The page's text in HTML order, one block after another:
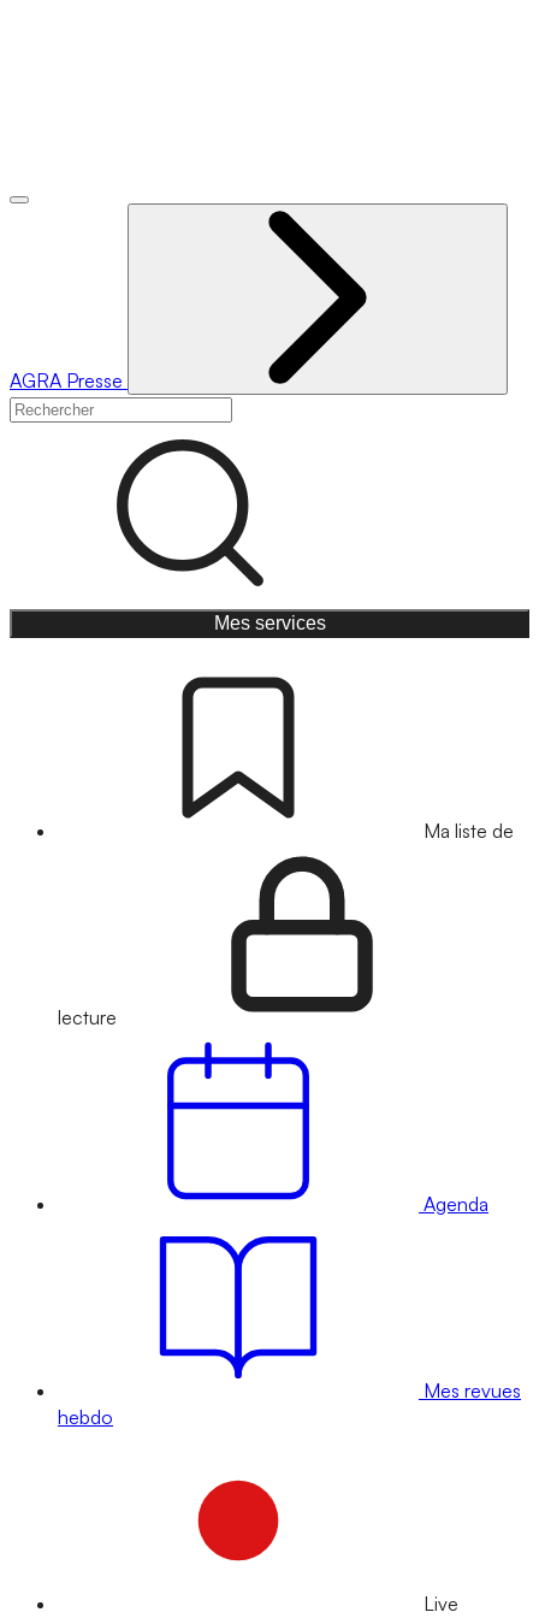
AGRA Presse
Mes services
Ma liste de
lecture
Agenda
Mes revues
hebdo
Live